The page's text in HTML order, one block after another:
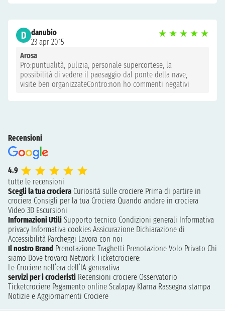
D danubio
23 apr 2015
★ ★ ★ ★ ★
Arosa
Pro:puntualità, pulizia, personale supercortese, la
possibilità di vedere il paesaggio dal ponte della nave,
visite ben organizzateContro:non ho commenti negativi
Recensioni
4.9
tutte le recensioni
Scegli la tua crociera Curiosità sulle crociere Prima di partire in
crociera Consigli per la tua Crociera Quando andare in crociera
Video 3D Escursioni
Informazioni Utili Supporto tecnico Condizioni generali Informativa
privacy Informativa cookies Assicurazione Dichiarazione di
Accessibilità Parcheggi Lavora con noi
Il nostro Brand Prenotazione Traghetti Prenotazione Volo Privato Chi
siamo Dove trovarci Network Ticketcrociere:
Le Crociere nell’era dell’IA generativa
servizi per i crocieristi Recensioni crociere Osservatorio
Ticketcrociere Pagamento online Scalapay Klarna Rassegna stampa
Notizie e Aggiornamenti Crociere